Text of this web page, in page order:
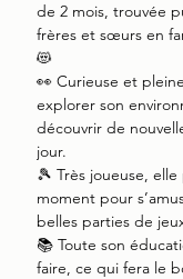
de 2 mois, trouvée
frères et sœurs en
😻
👀 Curieuse et
explorer son
découvrir de
jour.
🎾 Très joueuse,
moment pour
belles parties de
📚 Toute son
faire, ce qui fera le